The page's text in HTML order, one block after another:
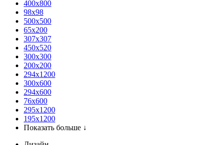
400х800
98x98
500x500
65x200
307x307
450x520
300x300
200x200
294x1200
300x600
294x600
76х600
295х1200
195х1200
Показать больше ↓